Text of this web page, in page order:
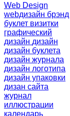
Web Design
webдизайн брэнд
буклет визитки
графический
дизайн дизайн
дизайн буклета
дизайн журнала
дизайн логотипа
дизайн упаковки
дизан сайта
журнал
иллюстрации
календарь